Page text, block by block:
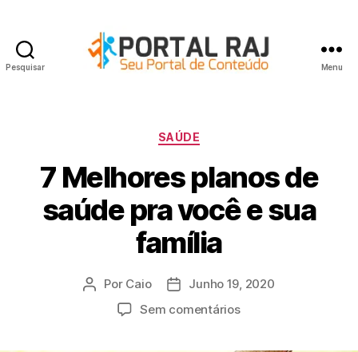
Pesquisar Menu
Categorias
SAÚDE
7 Melhores planos de
saúde pra você e sua
família
Autor
artigo
Por Caio
DataJunho 19, 2020
Sem comentáriosem